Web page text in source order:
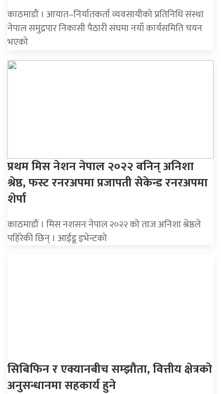
काठमाडौं । आयात–निर्यातकर्ता व्यवसायीको प्रतिनिधि संस्था
नेपाल समुद्रपार निकासी पैठारी संघमा नयाँ कार्यसमिति चयन
भएको
प्रथम मिस नेशन नेपाल २०२२ बनिन् अनिशा
श्रेष्ठ, फस्ट रनरअपमा प्रजापती सेकेन्ड रनरअपमा
शेर्पा
काठमाडौं । मिस नशसन नेपाल २०२२ को ताज अनिशा श्रेष्ठले
पहिरेकी छिन् । आईडू इभेन्टको
सिबिफिन र एक्यानबीच सम्झौता, वित्तीय क्षेत्रको
अनुसन्धानमा सहकार्य हुने